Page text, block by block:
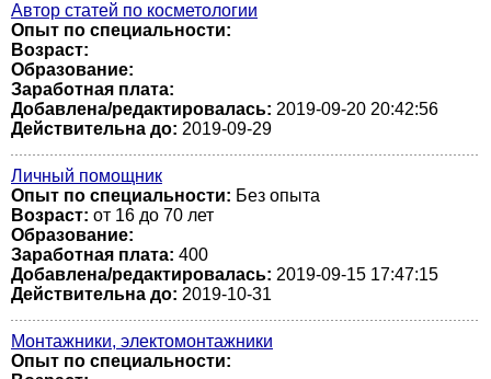
Автор статей по косметологии
Опыт по специальности:
Возраст:
Образование:
Заработная плата:
Добавлена/редактировалась: 2019-09-20 20:42:56
Действительна до: 2019-09-29
Личный помощник
Опыт по специальности: Без опыта
Возраст: от 16 до 70 лет
Образование:
Заработная плата: 400
Добавлена/редактировалась: 2019-09-15 17:47:15
Действительна до: 2019-10-31
Монтажники, электомонтажники
Опыт по специальности: